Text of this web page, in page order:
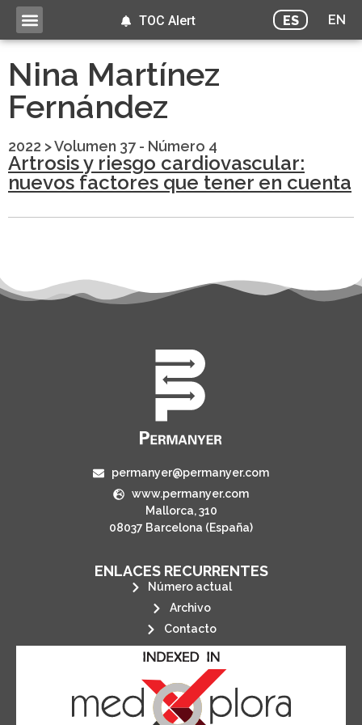
ES EN
TOC Alert
Nina Martínez
Fernández
2022 >Volumen 37 - Número 4
Artrosis y riesgo cardiovascular:
nuevos factores que tener en cuenta
permanyer@permanyer.com
www.permanyer.com
Mallorca, 310
08037 Barcelona (España)
ENLACES RECURRENTES
Número actual
Archivo
Contacto